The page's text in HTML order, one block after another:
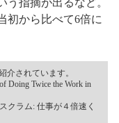
う指摘が出るなど。
初から比べて6倍に
介されています。
Doing Twice the Work in
クラム: 仕事が４倍速く